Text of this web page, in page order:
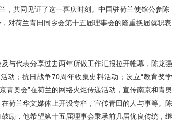
，共同见证了这一喜庆时刻。中国驻荷兰使馆公参陈
对荷兰青田同乡会第十五届理事会的隆重换届就职表
与代表分享过去两年所做工作汇报拉开帷幕，陈龙强
动；抗日战争70周年收集史料活动；设立“教育奖学
青奥会”在荷兰的网络火炬传递活动，宣传南京和青奥
荷兰华文媒体上开设专栏，宣传青田的人与事等。陈
励，他希望第十五届理事会秉承前几届优良传统，继